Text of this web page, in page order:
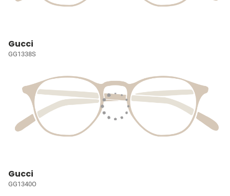
Gucci
GG1338S
Gucci
GG1340O